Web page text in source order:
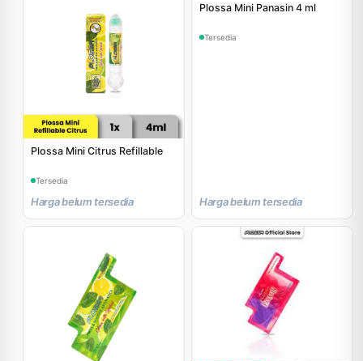
Plossa Mini Citrus Refillable
Tersedia
Harga belum tersedia
Plossa Mini Panasin 4 ml
Tersedia
Harga belum tersedia